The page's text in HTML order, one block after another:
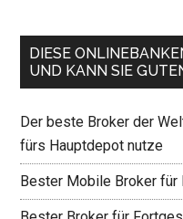
DIESE
UND KANN SIE
Der beste Broker der
fürs Hauptdepot nutze
Bester Mobile Broker für